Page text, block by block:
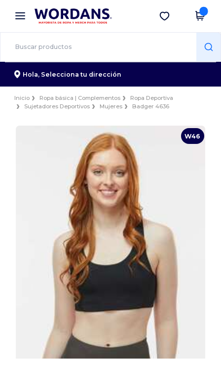
× App de Wordans
¡Mejores precios en app!
Descargar app
Hola, Selecciona tu dirección
Inicio Ropa básica | Complementos
Ropa Deportiva
Sujetadores Deportivos
Mujeres Badger 4636
W46